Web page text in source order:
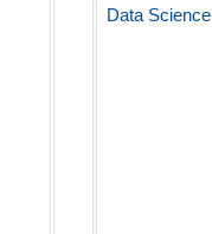
Data Science